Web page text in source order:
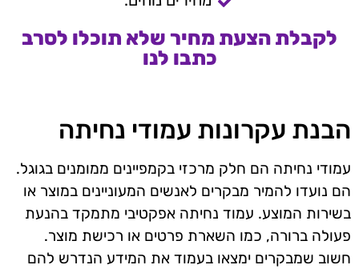
לקבלת הצעת מחיר שלא תוכלו לסרב
כתבו לנו
הבנת עקרונות עמודי נחיתה
עמודי נחיתה הם חלק מרכזי בקמפיינים ממומנים בגוגל.
הם נועדו להמיר מבקרים לאנשים המעוניינים במוצר או
בשירות המוצע. עמוד נחיתה אפקטיבי מתמקד בהנעת
פעולה ברורה, כמו השארת פרטים או רכישת מוצר.
חשוב שמבקרים ימצאו בעמוד את המידע הנדרש להם